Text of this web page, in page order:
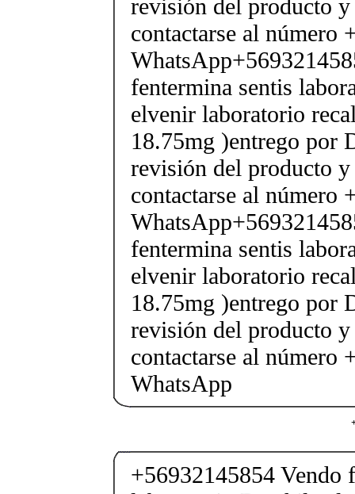
revisión del producto
contactarse al número
fentermina sentis
elvenir laboratorio
18.75mg )entrego por
revisión del producto
contactarse al número
fentermina sentis
elvenir laboratorio
18.75mg )entrego por
revisión del producto
contactarse al número
WhatsApp
+56932145854 Vendo